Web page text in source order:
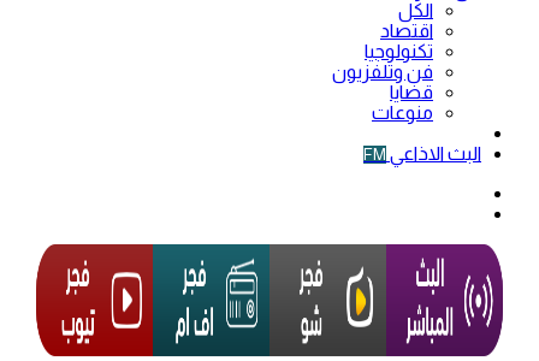
الكل
اقتصاد
تكنولوجيا
فن وتلفزيون
قضايا
منوعات
البث الاذاعي FM